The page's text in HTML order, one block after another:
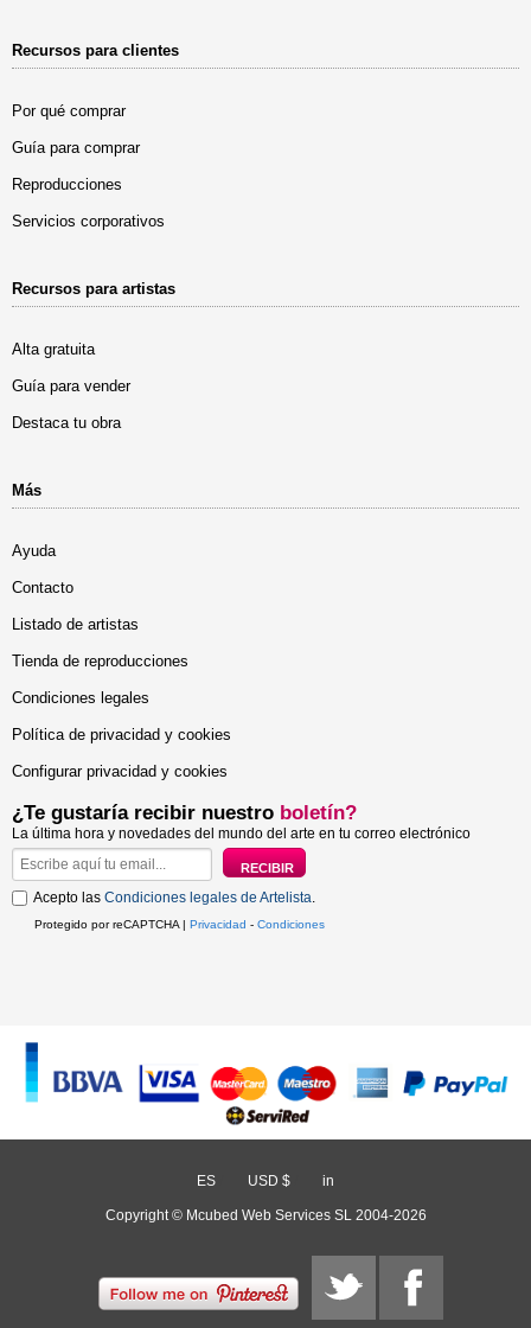
Recursos para clientes
Por qué comprar
Guía para comprar
Reproducciones
Servicios corporativos
Recursos para artistas
Alta gratuita
Guía para vender
Destaca tu obra
Más
Ayuda
Contacto
Listado de artistas
Tienda de reproducciones
Condiciones legales
Política de privacidad y cookies
Configurar privacidad y cookies
¿Te gustaría recibir nuestro boletín?
La última hora y novedades del mundo del arte en tu correo electrónico
Acepto las Condiciones legales de Artelista.
Protegido por reCAPTCHA | Privacidad - Condiciones
ES USD $ in
Copyright © Mcubed Web Services SL 2004-2026